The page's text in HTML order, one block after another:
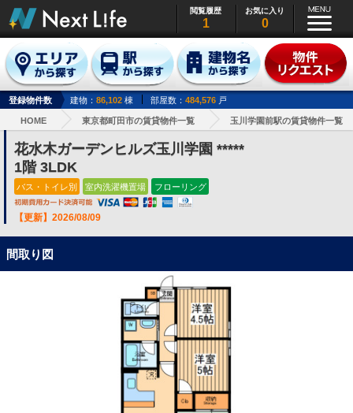
閲覧履歴
1
お気に入り
0
登録物件数 建物： 86,102 棟 部屋数： 484,576 戸
HOME 東京都町田市の賃貸物件一覧 玉川学園前駅の賃貸物件一覧
花水木ガーデンヒルズ玉川学園 *****
1階 3LDK
バス・トイレ別 室内洗濯機置場 フローリング
【更新】2026/08/09
間取り図